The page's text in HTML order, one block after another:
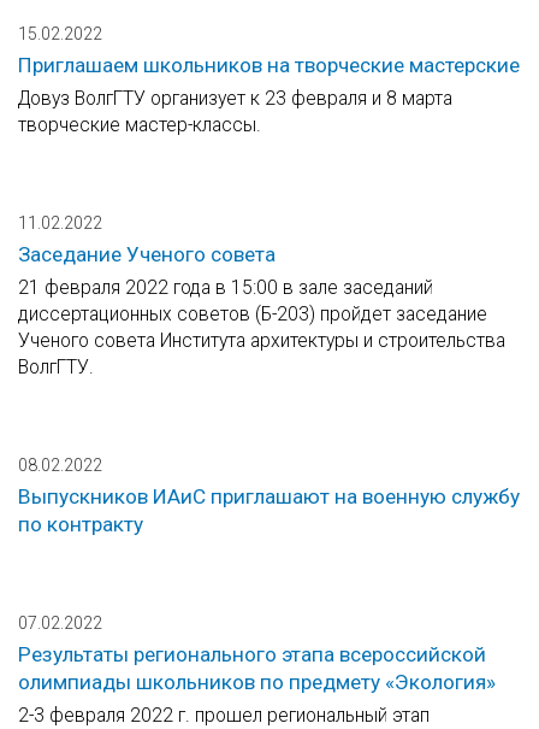
15.02.2022
Приглашаем школьников на творческие мастерские
Довуз ВолгГТУ организует к 23 февраля и 8 марта
творческие мастер-классы.
11.02.2022
Заседание Ученого совета
21 февраля 2022 года в 15:00 в зале заседаний
диссертационных советов (Б-203) пройдет заседание
Ученого совета Института архитектуры и строительства
ВолгГТУ.
08.02.2022
Выпускников ИАиС приглашают на военную службу
по контракту
07.02.2022
Результаты регионального этапа всероссийской
олимпиады школьников по предмету «Экология»
2-3 февраля 2022 г. прошел региональный этап